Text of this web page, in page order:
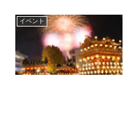
イベント